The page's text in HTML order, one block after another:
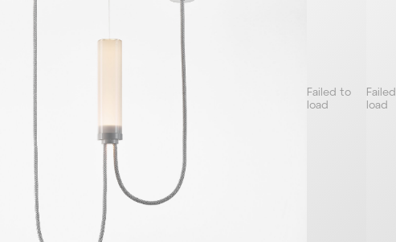
Failed to
load
load